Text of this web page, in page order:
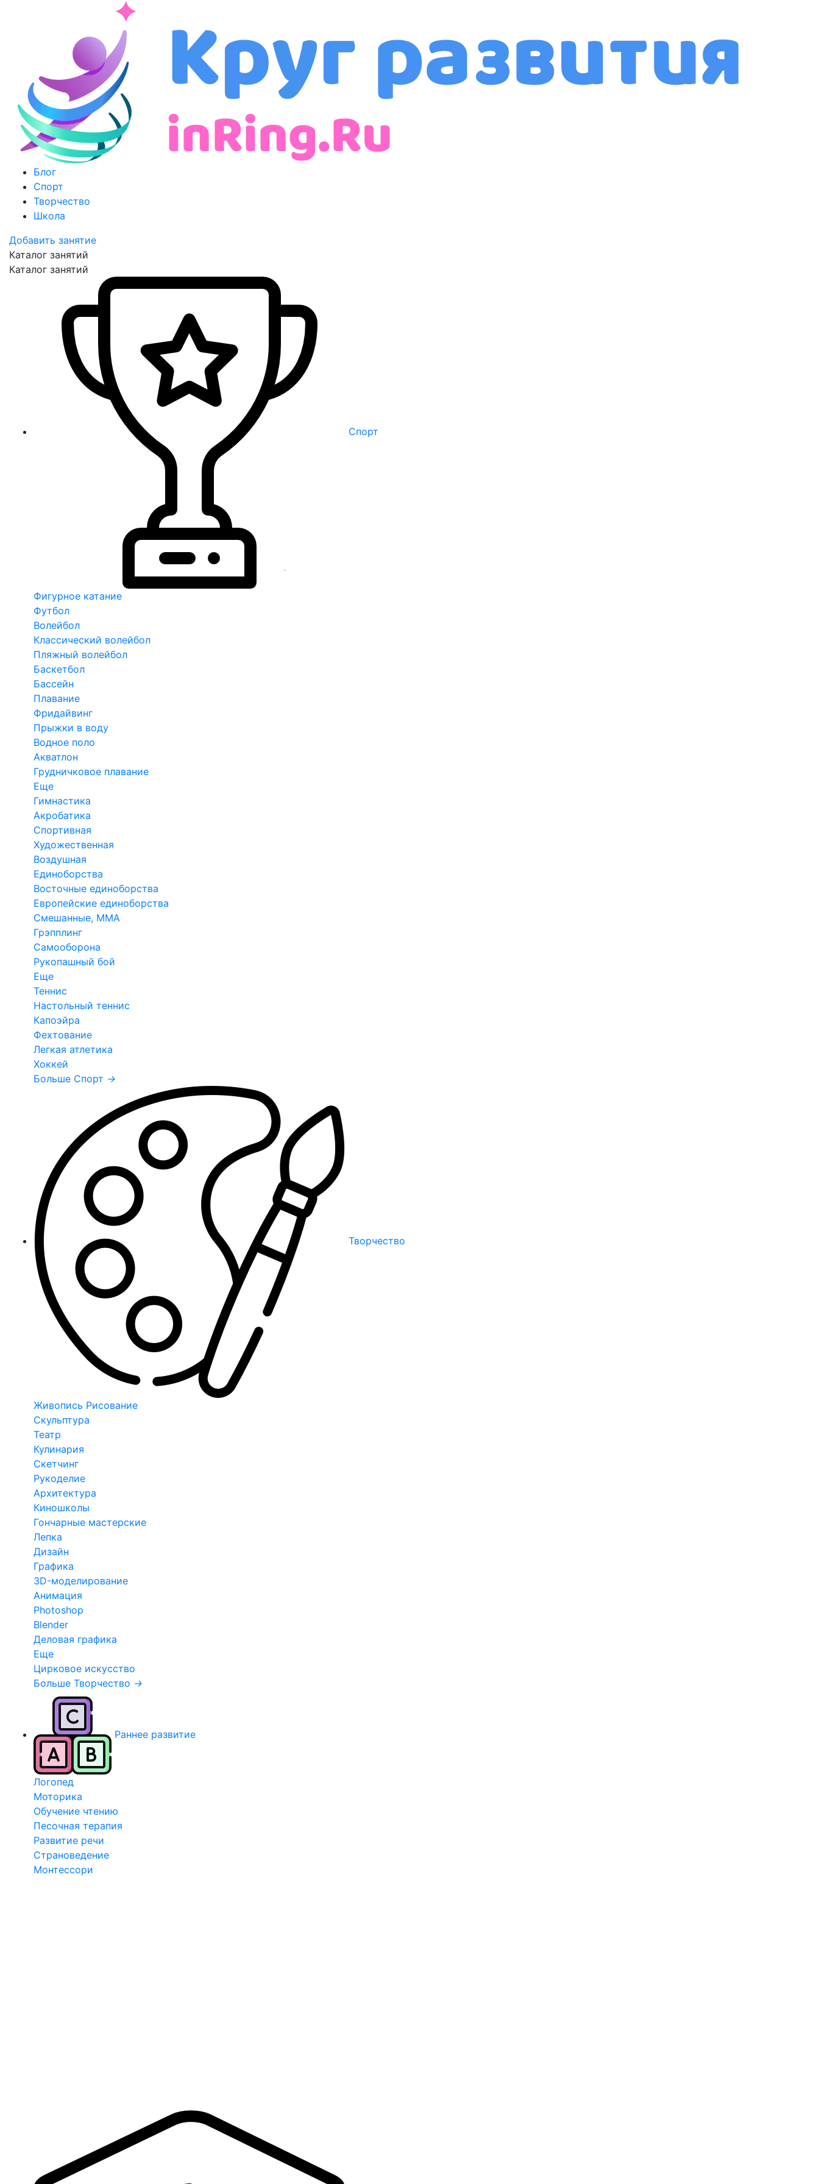
Блог
Спорт
Творчество
Школа
Добавить занятие
Каталог занятий
Каталог занятий
Спорт
Фигурное катание
Футбол
Волейбол
Классический волейбол
Пляжный волейбол
Баскетбол
Бассейн
Плавание
Фридайвинг
Прыжки в воду
Водное поло
Акватлон
Грудничковое плавание
Еще
Гимнастика
Акробатика
Спортивная
Художественная
Воздушная
Единоборства
Восточные единоборства
Европейские единоборства
Смешанные, ММА
Грэпплинг
Самооборона
Рукопашный бой
Еще
Теннис
Настольный теннис
Капоэйра
Фехтование
Легкая атлетика
Хоккей
Больше Спорт →
Творчество
Живопись Рисование
Скульптура
Театр
Кулинария
Скетчинг
Рукоделие
Архитектура
Киношколы
Гончарные мастерские
Лепка
Дизайн
Графика
3D-моделирование
Анимация
Photoshop
Blender
Деловая графика
Еще
Цирковое искусство
Больше Творчество →
Раннее развитие
Логопед
Моторика
Обучение чтению
Песочная терапия
Развитие речи
Страноведение
Монтессори